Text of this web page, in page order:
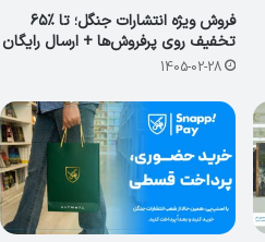
فروش ویژه انتشارات جنگل؛ تا ٪۶۵
تخفیف روی پرفروش‌ها + ارسال رایگان
1405-02-28